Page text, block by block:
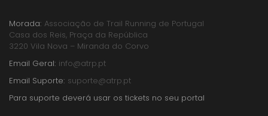
Morada: Associação de Trail Running de Portugal
Casa dos Reis, Praça da República
3220 Vila Nova – Miranda do Corvo
Email Geral: info@atrp.pt
Email Suporte: suporte@atrp.pt
Para suporte deverá usar os tickets no seu portal